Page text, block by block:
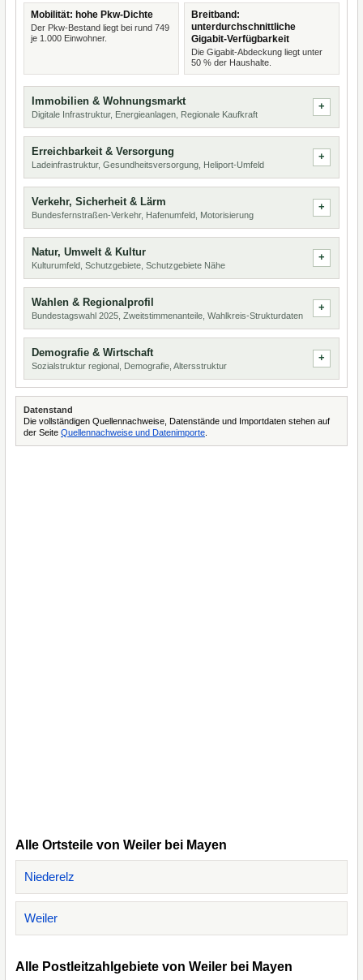
Mobilität: hohe Pkw-Dichte
Der Pkw-Bestand liegt bei rund 749
je 1.000 Einwohner.
Breitband:
unterdurchschnittliche
Gigabit-Verfügbarkeit
Die Gigabit-Abdeckung liegt unter
50 % der Haushalte.
Immobilien & Wohnungsmarkt
Digitale Infrastruktur, Energieanlagen, Regionale Kaufkraft
Erreichbarkeit & Versorgung
Ladeinfrastruktur, Gesundheitsversorgung, Heliport-Umfeld
Verkehr, Sicherheit & Lärm
Bundesfernstraßen-Verkehr, Hafenumfeld, Motorisierung
Natur, Umwelt & Kultur
Kulturumfeld, Schutzgebiete, Schutzgebiete Nähe
Wahlen & Regionalprofil
Bundestagswahl 2025, Zweitstimmenanteile, Wahlkreis-Strukturdaten
Demografie & Wirtschaft
Sozialstruktur regional, Demografie, Altersstruktur
Datenstand
Die vollständigen Quellennachweise, Datenstände und Importdaten stehen auf
der Seite Quellennachweise und Datenimporte
Alle Ortsteile von Weiler bei Mayen
Niederelz
Weiler
Alle Postleitzahlgebiete von Weiler bei Mayen